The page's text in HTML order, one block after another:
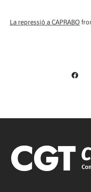
La repressió a CAPRABO